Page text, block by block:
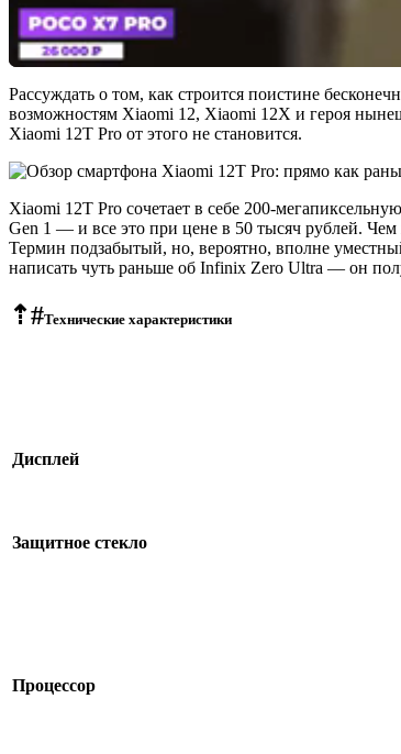
Рассуждать о том, как строится поистине
возможностям Xiaomi 12, Xiaomi 12X и героя
Xiaomi 12T Pro от этого не становится.
Xiaomi 12T Pro сочетает в себе 200-
Gen 1 — и все это при цене в 50 тысяч рублей.
Термин подзабытый, но, вероятно, вполне
написать чуть раньше об Infinix Zero Ultra — он
⇡#Технические характеристики
Дисплей
Защитное стекло
Процессор